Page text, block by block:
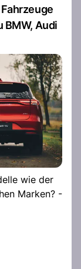
Audi
wie der
Marken? -